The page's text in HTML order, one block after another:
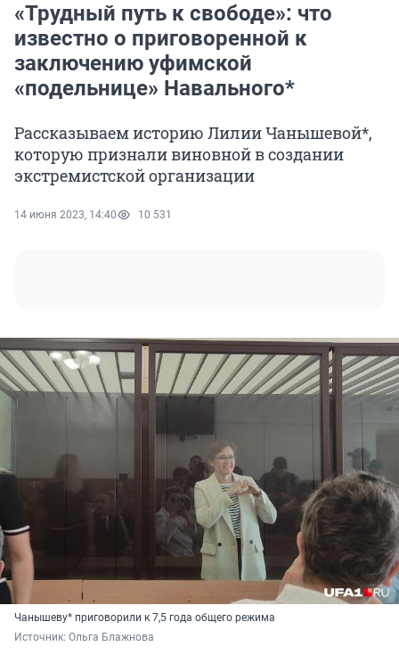
«Трудный путь к свободе»: что
известно о приговоренной к
заключению уфимской
«подельнице» Навального*
Рассказываем историю Лилии Чанышевой*,
которую признали виновной в создании
экстремистской организации
14 июня 2023, 14:40 10 531
Чанышеву* приговорили к 7,5 года общего режима
Источник: Ольга Блажнова